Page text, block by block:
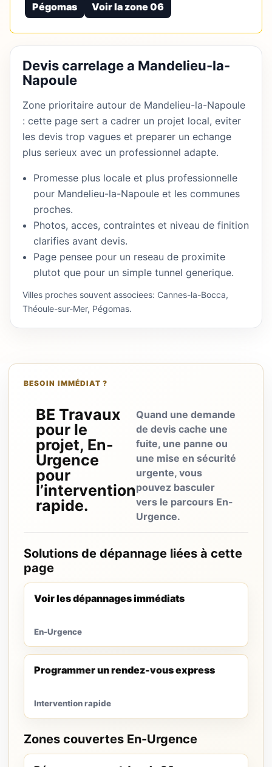
Pégomas
Voir la zone 06
Devis carrelage a Mandelieu-la-
Napoule
Zone prioritaire autour de Mandelieu-la-Napoule
: cette page sert a cadrer un projet local, eviter
les devis trop vagues et preparer un echange
plus serieux avec un professionnel adapte.
Promesse plus locale et plus professionnelle
pour Mandelieu-la-Napoule et les communes
proches.
Photos, acces, contraintes et niveau de finition
clarifies avant devis.
Page pensee pour un reseau de proximite
plutot que pour un simple tunnel generique.
Villes proches souvent associees: Cannes-la-Bocca,
Théoule-sur-Mer, Pégomas.
BESOIN IMMÉDIAT ?
BE Travaux
pour le
projet, En-
Urgence
pour
l’intervention
rapide.
Quand une demande
de devis cache une
fuite, une panne ou
une mise en sécurité
urgente, vous
pouvez basculer
vers le parcours En-
Urgence.
Solutions de dépannage liées à cette
page
Voir les dépannages immédiats
En-Urgence
Programmer un rendez-vous express
Intervention rapide
Zones couvertes En-Urgence